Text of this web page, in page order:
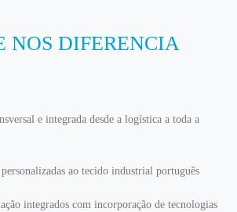
NOS DIFERENCIA
e integrada desde a logística a toda a
personalizadas ao tecido industrial português
integrados com incorporação de tecnologias